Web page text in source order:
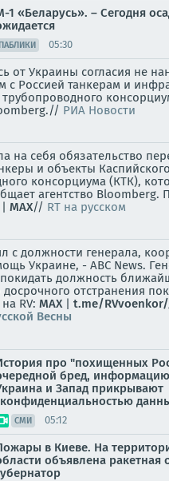
1 «Беларусь». – Сегодня
ПАБЛИКИ 05:30
от Украины согласия не
с Россией танкерам и
трубопроводного
РИА Новости
на себя обязательство
и объекты Каспийского
консорциума (КТК),
агентство Bloomberg.
| MAX// RT на русском
с должности генерала,
Украине, - ABC News.
должность
отстранения
RV: MAX| t.me/
Весны
про "похищенных
бред,
и Запад прикрывают
СМИ 05:12
в Киеве. На
объявлена ракетная